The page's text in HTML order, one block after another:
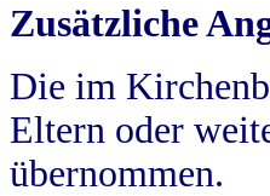
Zusätzliche
Die im
Eltern oder
übernommen.